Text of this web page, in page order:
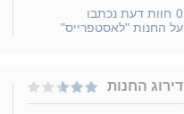
0 חוות דעת נכתבו
על החנות "לאסטפרייס"
דירוג החנות